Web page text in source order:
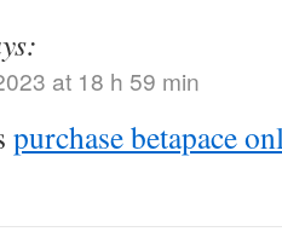
at 18 h 59 min
purchase betapace